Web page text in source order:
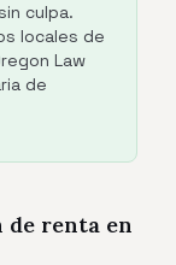
culpa.
locales de
Law
de
de renta en